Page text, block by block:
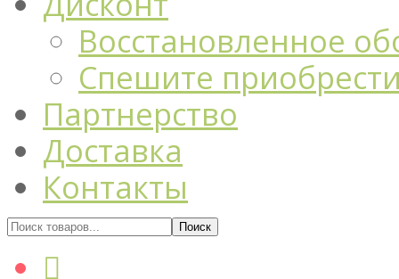
Восстановленное
Спешите
Партнерство
Доставка
Контакты